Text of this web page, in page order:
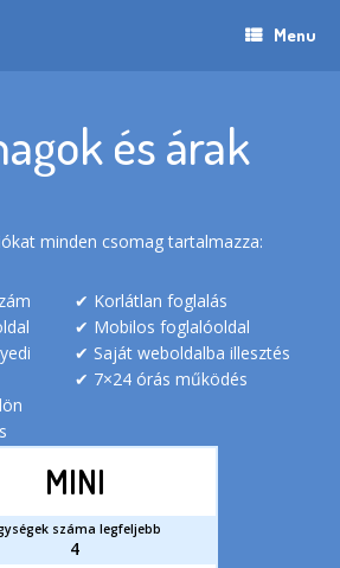
Menu
és árak
minden csomag tartalmazza:
Korlátlan foglalás
Mobilos foglalóoldal
Saját weboldalba illesztés
7×24 órás működés
MINI
száma legfeljebb
4